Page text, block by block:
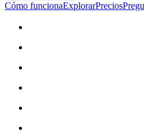
Cómo funcionaExplorarPrecios